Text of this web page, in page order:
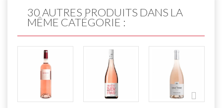
30 AUTRES PRODUITS DANS LA
MÊME CATÉGORIE :